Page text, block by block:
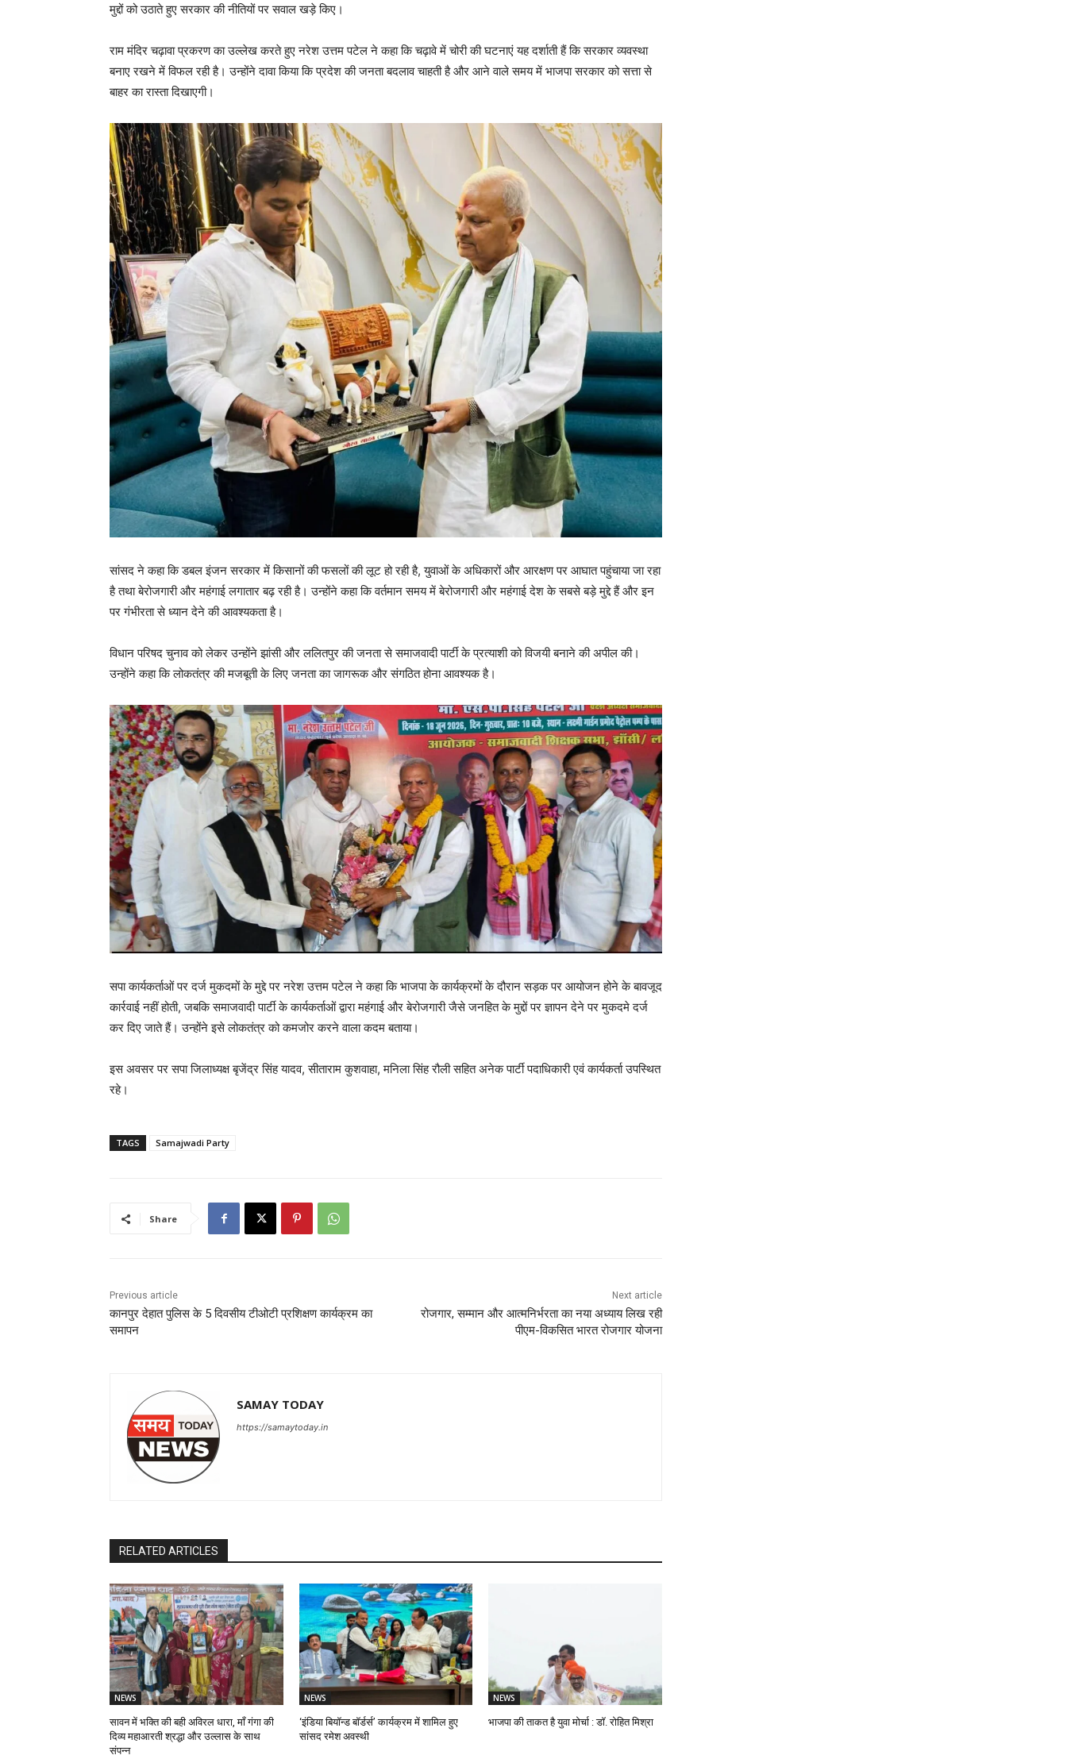
मुद्दों को उठाते हुए सरकार की नीतियों पर सवाल खड़े किए।
राम मंदिर चढ़ावा प्रकरण का उल्लेख करते हुए नरेश उत्तम पटेल ने कहा कि चढ़ावे में चोरी की घटनाएं यह दर्शाती हैं कि सरकार व्यवस्था
बनाए रखने में विफल रही है। उन्होंने दावा किया कि प्रदेश की जनता बदलाव चाहती है और आने वाले समय में भाजपा सरकार को सत्ता से
बाहर का रास्ता दिखाएगी।
सांसद ने कहा कि डबल इंजन सरकार में किसानों की फसलों की लूट हो रही है, युवाओं के अधिकारों और आरक्षण पर आघात पहुंचाया जा रहा
है तथा बेरोजगारी और महंगाई लगातार बढ़ रही है। उन्होंने कहा कि वर्तमान समय में बेरोजगारी और महंगाई देश के सबसे बड़े मुद्दे हैं और इन
पर गंभीरता से ध्यान देने की आवश्यकता है।
विधान परिषद चुनाव को लेकर उन्होंने झांसी और ललितपुर की जनता से समाजवादी पार्टी के प्रत्याशी को विजयी बनाने की अपील की।
उन्होंने कहा कि लोकतंत्र की मजबूती के लिए जनता का जागरूक और संगठित होना आवश्यक है।
सपा कार्यकर्ताओं पर दर्ज मुकदमों के मुद्दे पर नरेश उत्तम पटेल ने कहा कि भाजपा के कार्यक्रमों के दौरान सड़क पर आयोजन होने के बावजूद
कार्रवाई नहीं होती, जबकि समाजवादी पार्टी के कार्यकर्ताओं द्वारा महंगाई और बेरोजगारी जैसे जनहित के मुद्दों पर ज्ञापन देने पर मुकदमे दर्ज
कर दिए जाते हैं। उन्होंने इसे लोकतंत्र को कमजोर करने वाला कदम बताया।
इस अवसर पर सपा जिलाध्यक्ष बृजेंद्र सिंह यादव, सीताराम कुशवाहा, मनिला सिंह रौली सहित अनेक पार्टी पदाधिकारी एवं कार्यकर्ता उपस्थित
रहे।
TAGS Samajwadi Party
Share
Previous article
कानपुर देहात पुलिस के 5 दिवसीय टीओटी प्रशिक्षण कार्यक्रम का
समापन
Next article
रोजगार, सम्मान और आत्मनिर्भरता का नया अध्याय लिख रही
पीएम-विकसित भारत रोजगार योजना
SAMAY TODAY
https://samaytoday.in
RELATED ARTICLES
NEWS
सावन में भक्ति की बही अविरल धारा, माँ गंगा की
दिव्य महाआरती श्रद्धा और उल्लास के साथ
संपन्न
NEWS
‘इंडिया बियॉन्ड बॉर्डर्स’ कार्यक्रम में शामिल हुए
सांसद रमेश अवस्थी
NEWS
भाजपा की ताकत है युवा मोर्चा : डॉ. रोहित मिश्रा